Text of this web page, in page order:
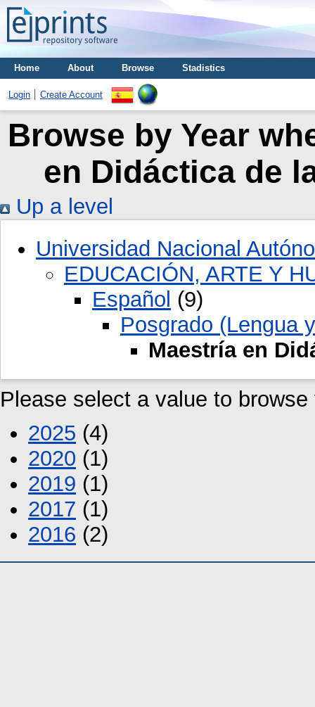
Home About Browse Stadistics
Login Create Account
Browse by Year
en Didáctica de
Up a level
Universidad Nacional
EDUCACIÓN, ARTE Y
Español (9)
Posgrado (Lengua
Maestría en
Please select a value to
2025 (4)
2020 (1)
2019 (1)
2017 (1)
2016 (2)